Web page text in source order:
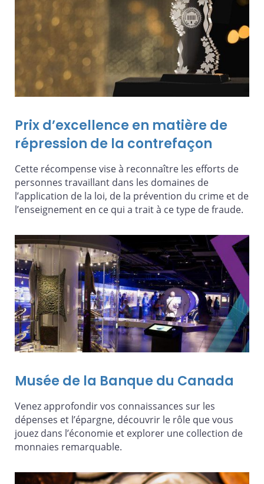
Prix d’excellence en matière de
répression de la contrefaçon
Cette récompense vise à reconnaître les efforts de
personnes travaillant dans les domaines de
l’application de la loi, de la prévention du crime et de
l’enseignement en ce qui a trait à ce type de fraude.
Musée de la Banque du Canada
Venez approfondir vos connaissances sur les
dépenses et l’épargne, découvrir le rôle que vous
jouez dans l’économie et explorer une collection de
monnaies remarquable.